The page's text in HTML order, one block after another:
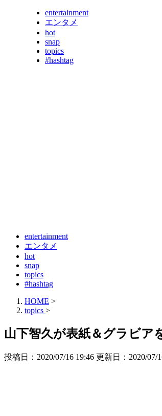
entertainment
エンタメ
hot
snap
topics
#hashtag
entertainment
エンタメ
hot
snap
topics
#hashtag
HOME >
topics >
山下智久が表紙＆グラビア
投稿日：2020/07/16 19:46 更新日： 2020/07/